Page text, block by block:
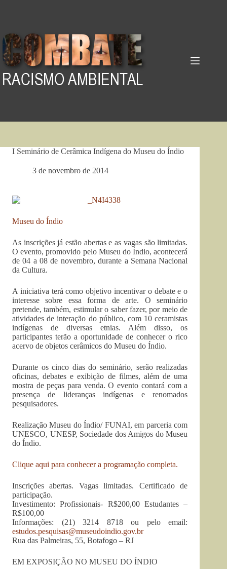
I Seminário de Cerâmica Indígena do Museu do Índio
3 de novembro de 2014
Museu do Índio
As inscrições já estão abertas e as vagas são limitadas.
O evento, promovido pelo Museu do Índio, acontecerá
de 04 a 08 de novembro, durante a Semana Nacional
da Cultura.
A iniciativa terá como objetivo incentivar o debate e o
interesse sobre essa forma de arte. O seminário
pretende, também, estimular o saber fazer, por meio de
atividades de interação do público, com 10 ceramistas
indígenas de diversas etnias. Além disso, os
participantes terão a oportunidade de conhecer o rico
acervo de objetos cerâmicos do Museu do Índio.
Durante os cinco dias do seminário, serão realizadas
oficinas, debates e exibição de filmes, além de uma
mostra de peças para venda. O evento contará com a
presença de lideranças indígenas e renomados
pesquisadores.
Realização Museu do Índio/ FUNAI, em parceria com
UNESCO, UNESP, Sociedade dos Amigos do Museu
do Índio.
Clique aqui para conhecer a programação completa.
Inscrições abertas. Vagas limitadas. Certificado de
participação.
Investimento: Profissionais- R$200,00 Estudantes –
R$100,00
Informações: (21) 3214 8718 ou pelo email:
estudos.pesquisas@museudoindio.gov.br
Rua das Palmeiras, 55, Botafogo – RJ
EM EXPOSIÇÃO NO MUSEU DO ÍNDIO